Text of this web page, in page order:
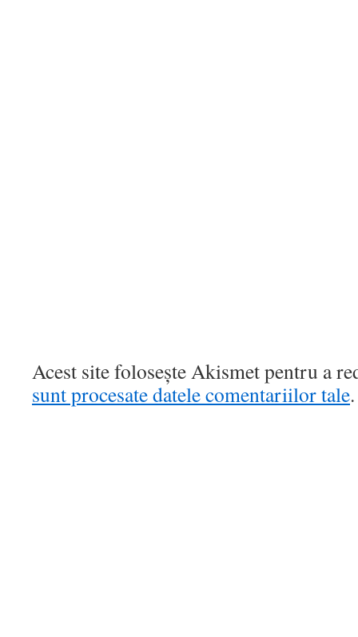
Acest site folosește Akismet pentru a
sunt procesate datele comentariilor tale.